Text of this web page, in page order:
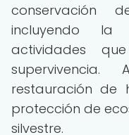
conservación
incluyendo la
actividades
supervivencia.
restauración de
protección de
silvestre.